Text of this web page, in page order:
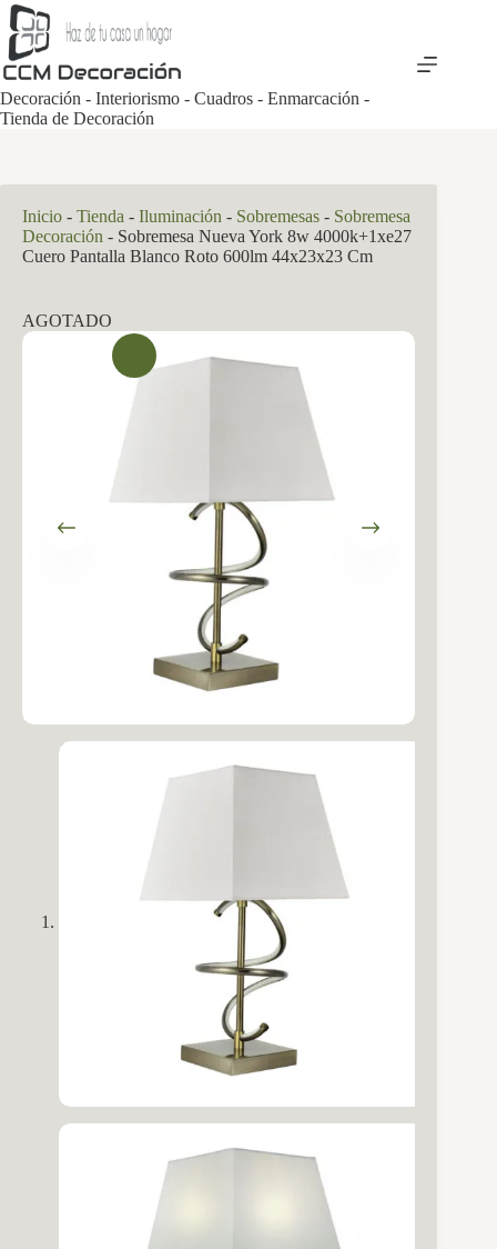
Saltar
al
contenido
Decoración - Interiorismo - Cuadros - Enmarcación -
Tienda de Decoración
Inicio - Tienda - Iluminación - Sobremesas - Sobremesa
Decoración - Sobremesa Nueva York 8w 4000k+1xe27
Cuero Pantalla Blanco Roto 600lm 44x23x23 Cm
AGOTADO